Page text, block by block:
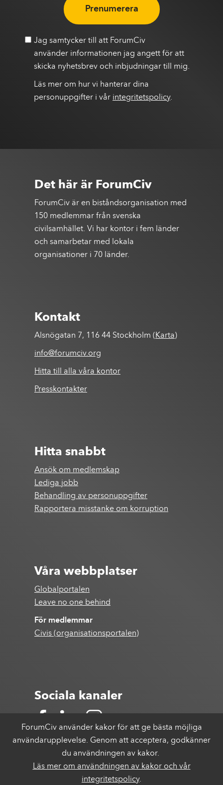
Prenumerera
Jag samtycker till att ForumCiv
använder informationen jag angett för att
skicka nyhetsbrev och inbjudningar till mig.
Läs mer om hur vi hanterar dina
personuppgifter i vår integritetspolicy.
Det här är ForumCiv
ForumCiv är en biståndsorganisation med
150 medlemmar från svenska
civilsamhället. Vi har kontor i fem länder
och samarbetar med lokala
organisationer i 70 länder.
Kontakt
Alsnögatan 7, 116 44 Stockholm ( Karta)
info@forumciv.org
Hitta till alla våra kontor
Presskontakter
Hitta snabbt
Ansök om medlemskap
Lediga jobb
Behandling av personuppgifter
Rapportera misstanke om korruption
Våra webbplatser
Globalportalen
Leave no one behind
För medlemmar
Civis (organisationsportalen)
Sociala kanaler
ForumCiv använder kakor för att ge bästa möjliga
användarupplevelse. Genom att acceptera, godkänner
du användningen av kakor.
Läs mer om användningen av kakor och vår
integritetspolicy.